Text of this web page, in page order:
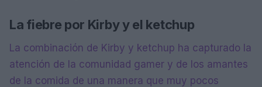
La fiebre por Kirby y el ketchup
La combinación de Kirby y ketchup ha capturado la
atención de la comunidad gamer y de los amantes
de la comida de una manera que muy pocos